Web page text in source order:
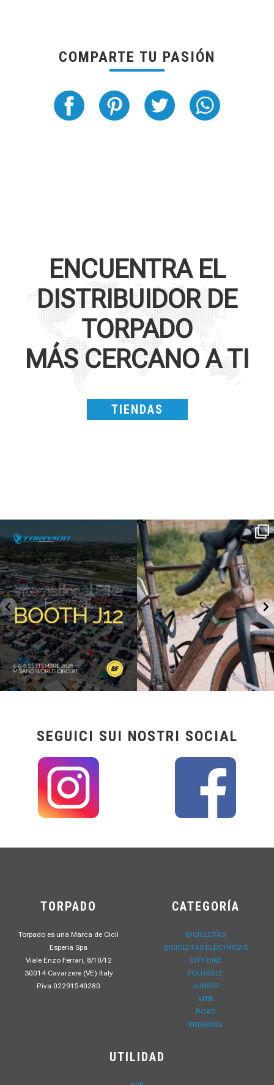
COMPARTE TU PASIÓN
ENCUENTRA EL
DISTRIBUIDOR DE
TORPADO
MÁS CERCANO A TI
TIENDAS
IBF sta per...
14 1
Kepler R è la gravel pensata per affrontare
lunghe...
26 0
SEGUICI SUI NOSTRI SOCIAL
TORPADO
Torpado es una Marca de Cicli
Esperia Spa
Viale Enzo Ferrari, 8/10/12
30014 Cavarzere (VE) Italy
P.iva 02291540280
CATEGORÍA
BICICLETAS
BICICLETAS ELÉCTRICAS
CITY BIKE
FOLDABLE
JUNIOR
MTB
ROAD
TREKKING
UTILIDAD